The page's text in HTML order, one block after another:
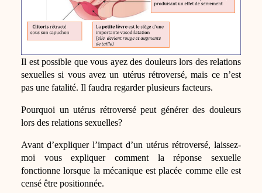
Il est possible que vous ayez des douleurs lors des relations
sexuelles si vous avez un utérus rétroversé, mais ce n’est
pas une fatalité. Il faudra regarder plusieurs facteurs.
Pourquoi un utérus rétroversé peut générer des douleurs
lors des relations sexuelles?
Avant d’expliquer l’impact d’un utérus rétroversé, laissez-
moi vous expliquer comment la réponse sexuelle
fonctionne lorsque la mécanique est placée comme elle est
censé être positionnée.